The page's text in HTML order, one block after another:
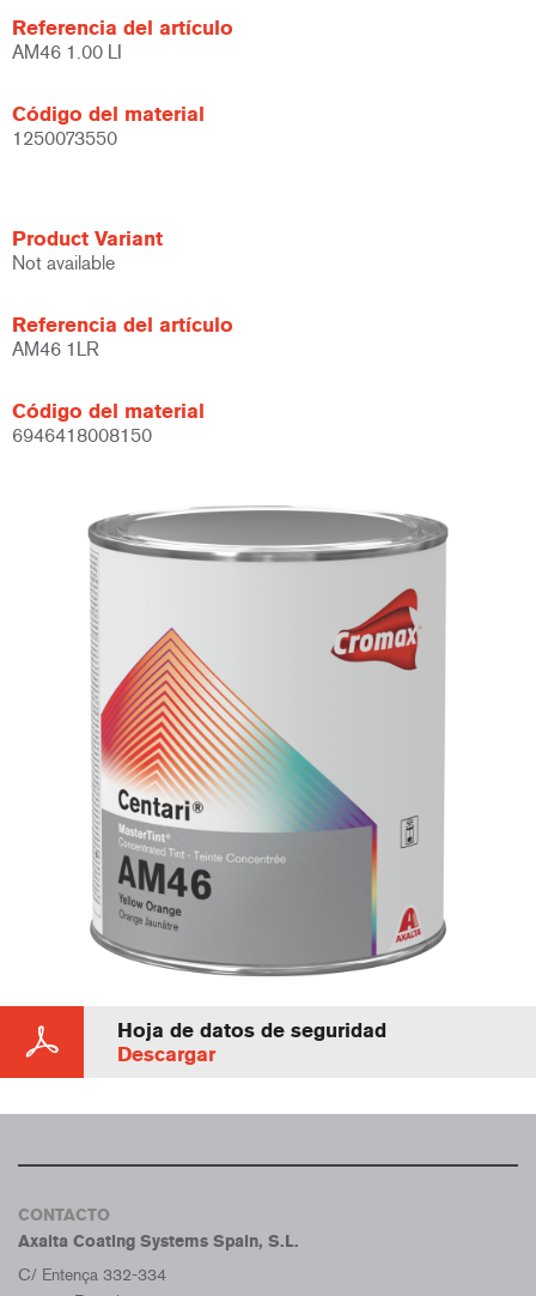
Referencia del artículo
AM46 1.00 LI
Código del material
1250073550
Product Variant
Not available
Referencia del artículo
AM46 1LR
Código del material
6946418008150
Hoja de datos de seguridad
Descargar
CONTACTO
Axalta Coating Systems Spain, S.L.
C/ Entença 332-334